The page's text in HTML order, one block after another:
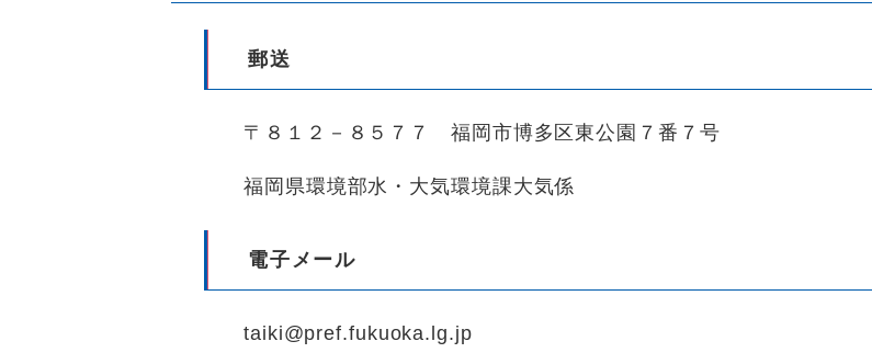
郵送
〒８１２－８５７７ 福岡市博多区東公園７番７号
福岡県環境部水・大気環境課大気係
電子メール
taiki@pref.fukuoka.lg.jp